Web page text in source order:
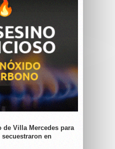
de Villa Mercedes para
en